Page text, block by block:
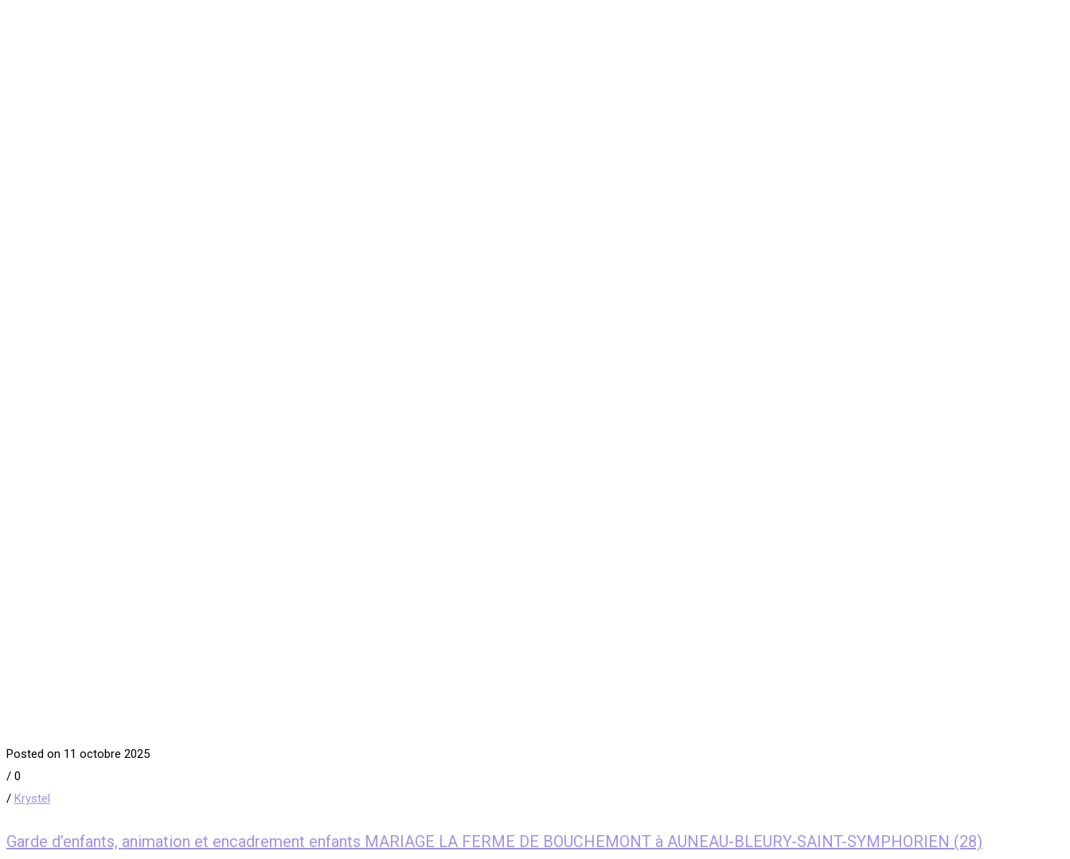
Posted on 11 octobre 2025
/ 0
/ Krystel
Garde d’enfants, animation et encadrement enfants MARIAGE LA FERME DE BOUCHEMONT à AUNEAU-BLEURY-SAINT-SYMPHORIEN (28)